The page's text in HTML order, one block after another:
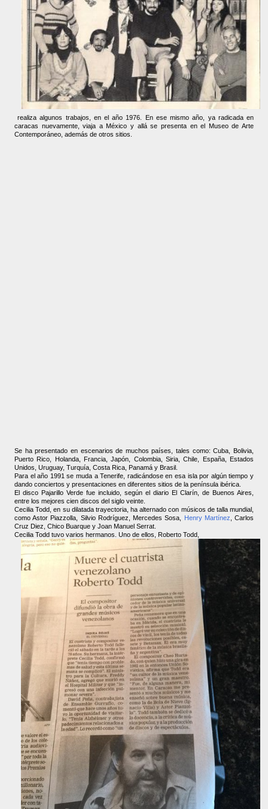
realiza algunos trabajos, en el año 1976. En ese mismo año, ya radicada en
caracas nuevamente, viaja a México y allá se presenta en el Museo de Arte
Contemporáneo, además de otros sitios.
Se ha presentado en escenarios de muchos países, tales como: Cuba, Bolivia,
Puerto Rico, Holanda, Francia, Japón, Colombia, Siria, Chile, España, Estados
Unidos, Uruguay, Turquía, Costa Rica, Panamá y Brasil.
Para el año 1991 se muda a Tenerife, radicándose en esa isla por algún tiempo y
dando conciertos y presentaciones en diferentes sitios de la península ibérica.
El disco Pajarillo Verde fue incluido, según el diario El Clarín, de Buenos Aires,
entre los mejores cien discos del siglo veinte.
Cecilia Todd, en su dilatada trayectoria, ha alternado con músicos de talla mundial,
como Astor Piazzolla, Silvio Rodríguez, Mercedes Sosa,
Henry Martínez , Carlos
Cruz Diez, Chico Buarque y Joan Manuel Serrat.
Cecilia Todd tuvo varios hermanos. Uno de ellos, Roberto Todd,